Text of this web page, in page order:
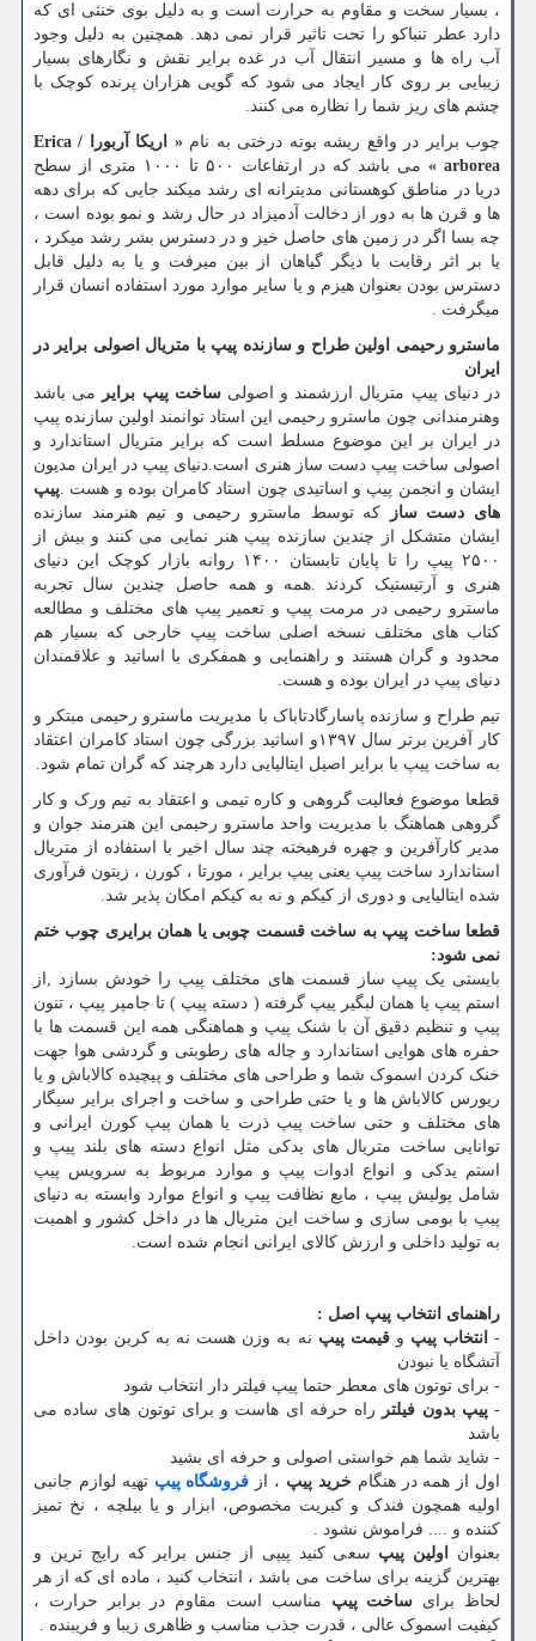
، بسیار سخت و مقاوم به حرارت است و به دلیل بوی خنثی ای که
دارد عطر تنباکو را تحت تاثیر قرار نمی دهد. همچنین به دلیل وجود
آب راه ها و مسیر انتقال آب در غده برایر نقش و نگارهای بسیار
زیبایی بر روی کار ایجاد می شود که گویی هزاران پرنده کوچک با
چشم های ریز شما را نظاره می کنند.
چوب برایر در واقع ریشه بوته درختی به نام« اریکا آربورا
/ Erica
arborea »
می باشد که در ارتفاعات ۵۰۰ تا ۱۰۰۰ متری از سطح
دریا در مناطق کوهستانی مدیترانه ای رشد میکند جایی که برای دهه
ها و قرن ها به دور از دخالت آدمیزاد در حال رشد و نمو بوده است ،
چه بسا اگر در زمین های حاصل خیز و در دسترس بشر رشد میکرد ،
یا بر اثر رقابت با دیگر گیاهان از بین میرفت و یا به دلیل قابل
دسترس بودن بعنوان هیزم و یا سایر موارد مورد استفاده انسان قرار
میگرفت .
ماسترو رحیمی اولین طراح و سازنده پیپ با متریال اصولی برایر در
ایران
در دنیای پیپ متریال ارزشمند و اصولیساخت پیپ برایر
می باشد
وهنرمندانی چون ماسترو رحیمی این استاد توانمند اولین سازنده پیپ
در ایران بر این موضوع مسلط است که برایر متریال استاندارد و
اصولی ساخت پیپ دست ساز هنری است.دنیای پیپ در ایران مدیون
ایشان و انجمن پیپ و اساتیدی چون استاد کامران بوده و هست .پیپ
های دست ساز
که توسط ماسترو رحیمی و تیم هنرمند سازنده
ایشان متشکل از چندین سازنده پیپ هنر نمایی می کنند و بیش از
۲۵۰۰ پیپ را تا پایان تابستان ۱۴۰۰ روانه بازار کوچک این دنیای
هنری و آرتیستیک کردند .همه و همه حاصل چندین سال تجربه
ماسترو رحیمی در مرمت پیپ و تعمیر پیپ های مختلف و مطالعه
کتاب های مختلف نسخه اصلی ساخت پیپ خارجی که بسیار هم
محدود و گران هستند و راهنمایی و همفکری با اساتید و علاقمندان
دنیای پیپ در ایران بوده و هست.
تیم طراح و سازنده پاسارگادتاباک با مدیریت ماسترو رحیمی مبتکر و
کار آفرین برتر سال ۱۳۹۷و اساتید بزرگی چون استاد کامران اعتقاد
به ساخت پیپ با برایر اصیل ایتالیایی دارد هرچند که گران تمام شود.
قطعا موضوع فعالیت گروهی و کاره تیمی و اعتقاد به تیم ورک و کار
گروهی هماهنگ با مدیریت واحد ماسترو رحیمی این هنرمند جوان و
مدیر کارآفرین و چهره فرهیخته چند سال اخیر با استفاده از متریال
استاندارد ساخت پیپ یعنی پیپ برایر ، مورتا ، کورن ، زیتون فرآوری
شده ایتالیایی و دوری از کیکم و نه به کیکم امکان پذیر شد.
قطعا ساخت پیپ به ساخت قسمت چوبی یا همان برایری چوب ختم
نمی شود:
بایستی یک پیپ ساز قسمت های مختلف پیپ را خودش بسازد ,از
استم پیپ یا همان لبگیر پیپ گرفته ( دسته پیپ ) تا جامپر پیپ ، تنون
پیپ و تنظیم دقیق آن با شنک پیپ و هماهنگی همه این قسمت ها با
حفره های هوایی استاندارد و چاله های رطوبتی و گردشی هوا جهت
خنک کردن اسموک شما و طراحی های مختلف و پیچیده کالاباش و یا
ریورس کالاباش ها و یا حتی طراحی و ساخت و اجرای برایر سیگار
های مختلف و حتی ساخت پیپ ذرت یا همان پیپ کورن ایرانی و
توانایی ساخت متریال های یدکی مثل انواع دسته های بلند پیپ و
استم یدکی و انواع ادوات پیپ و موارد مربوط به سرویس پیپ
شامل پولیش پیپ ، مایع نظافت پیپ و انواع موارد وابسته به دنیای
پیپ با بومی سازی و ساخت این متریال ها در داخل کشور و اهمیت
به تولید داخلی و ارزش کالای ایرانی انجام شده است.
راهنمای انتخاب پیپ اصل :
- انتخاب پیپ وقیمت پیپ نه به وزن هست نه به کربن بودن داخل
آتشگاه یا نبودن
- برای توتون های معطر حتما پیپ فیلتر دار انتخاب شود
-پیپ بدون فیلتر
راه حرفه ای هاست و برای توتون های ساده می
باشد
- شاید شما هم خواستی اصولی و حرفه ای بشید
اول از همه در هنگامخرید پیپ ، از فروشگاه پیپ تهیه لوازم جانبی
اولیه همچون فندک و کبریت مخصوص، ابزار و یا بیلچه ، نخ تمیز
کننده و .... فراموش نشود .
بعنوان
اولین پیپ سعی کنید پیپی از جنس برایر که رایج ترین و
بهترین گزینه برای ساخت می باشد ، انتخاب کنید ، ماده ای که از هر
لحاظ برای ساخت پیپ مناسب است مقاوم در برابر حرارت ،
کیفیت اسموک عالی ، قدرت جذب مناسب و ظاهری زیبا و فریبنده .